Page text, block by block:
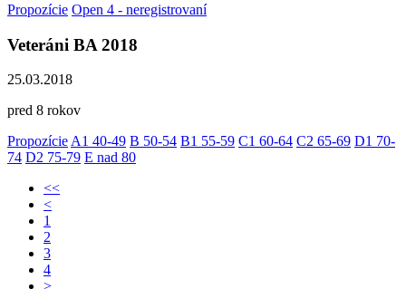
Propozície Open 4 - neregistrovaní
Veteráni BA 2018
25.03.2018
pred 8 rokov
PropozícieA1 40-49 B 50-54 B1 55-59 C1 60-64 C2 65-69 D1 70-
74 D2 75-79 E nad 80
<<
<
1
2
3
4